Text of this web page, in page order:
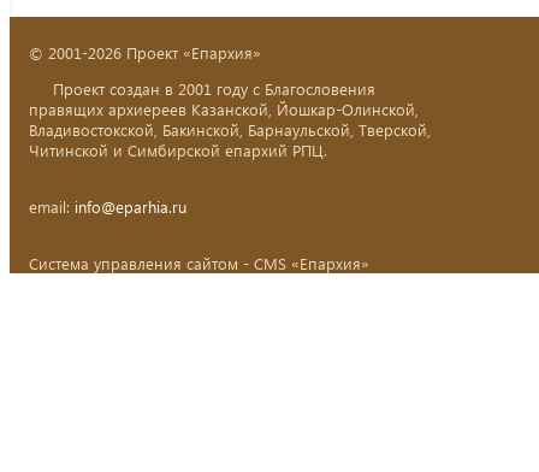
© 2001-2026 Проект «Епархия»
Проект создан в 2001 году с Благословения
правящих архиереев Казанской, Йошкар-Олинской,
Владивостокской, Бакинской, Барнаульской, Тверской,
Читинской и Симбирской епархий РПЦ.
email: info@eparhia.ru
Система управления сайтом - CMS «Епархия»